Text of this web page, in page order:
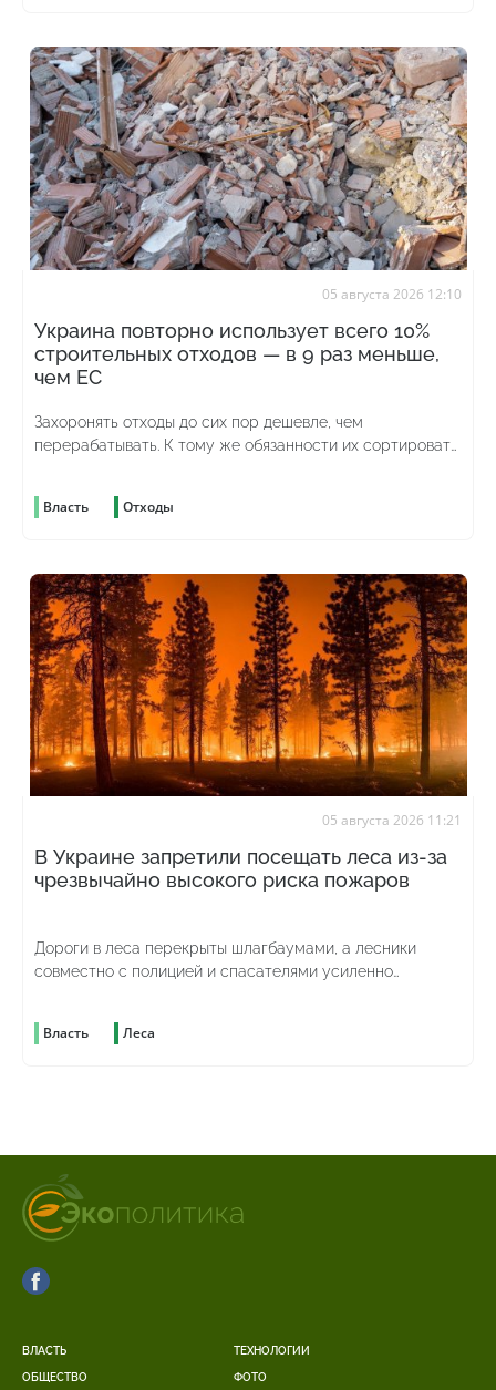
05 августа 2026 12:10
Украина повторно использует всего 10%
строительных отходов — в 9 раз меньше,
чем ЕС
Захоронять отходы до сих пор дешевле, чем
перерабатывать. К тому же обязанности их сортировать
Власть Отходы
05 августа 2026 11:21
В Украине запретили посещать леса из-за
чрезвычайно высокого риска пожаров
Дороги в леса перекрыты шлагбаумами, а лесники
совместно с полицией и спасателями усиленно
Власть Леса
ВЛАСТЬ
ОБЩЕСТВО
ТЕХНОЛОГИИ
ФОТО